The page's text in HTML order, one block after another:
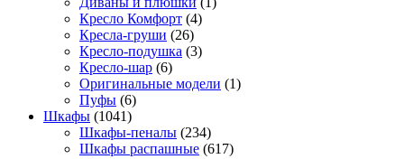
Кресло Комфорт (4)
Кресла-груши (26)
Кресло-подушка (3)
Кресло-шар (6)
Оригинальные модели (1)
Пуфы (6)
Шкафы (1041)
Шкафы-пеналы (234)
Шкафы распашные (617)